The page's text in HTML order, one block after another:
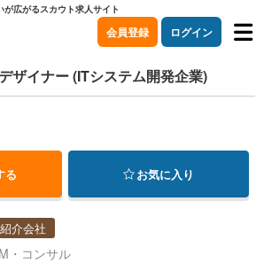
広がるスカウト求人サイト
会員登録 ログイン
ザイナー (ITシステム開発企業)
る お気に入り
介会社
・コンサル